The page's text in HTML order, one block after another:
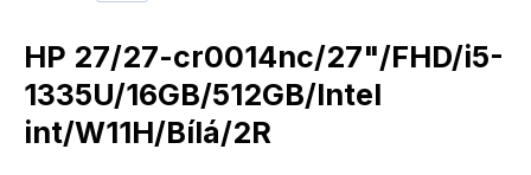
HP 27/27-cr0014nc/27"/FHD/i5-
1335U/16GB/512GB/Intel
int/W11H/Bílá/2R